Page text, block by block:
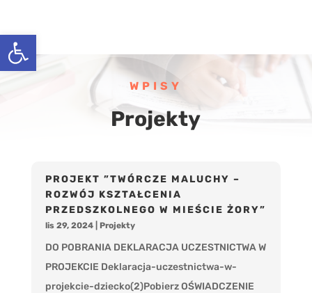
Open toolbar
WPISY
Projekty
PROJEKT ”TWÓRCZE MALUCHY –
ROZWÓJ KSZTAŁCENIA
PRZEDSZKOLNEGO W MIEŚCIE ŻORY”
lis 29, 2024| Projekty
DO POBRANIA DEKLARACJA UCZESTNICTWA W
PROJEKCIE Deklaracja-uczestnictwa-w-
projekcie-dziecko(2)Pobierz OŚWIADCZENIE